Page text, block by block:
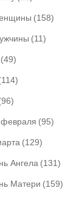
(158)
(11)
(49)
(95)
(129)
Ангела (131)
Матери (159)